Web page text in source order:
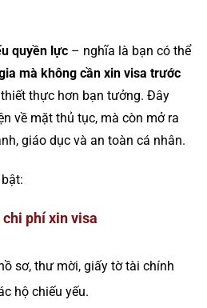
quyền lực – nghĩa là bạn có thể
mà không cần xin visa trước
thực hơn bạn tưởng. Đây
về mặt thủ tục, mà còn mở ra
giáo dục và an toàn cá nhân.
phí xin visa
sơ, thư mời, giấy tờ tài chính
hộ chiếu yếu.